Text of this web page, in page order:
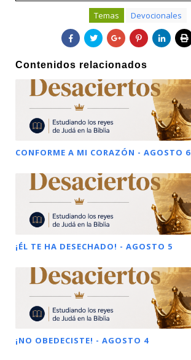
Temas Devocionales
Contenidos relacionados
CONFORME A MI CORAZÓN - AGOSTO 6
¡ÉL TE HA DESECHADO! - AGOSTO 5
¡NO OBEDECISTE! - AGOSTO 4